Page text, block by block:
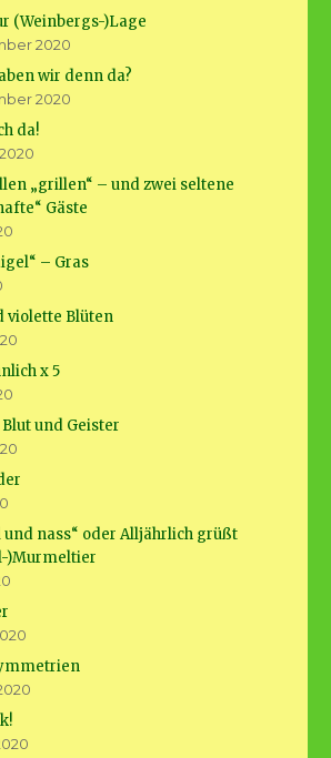
(Weinbergs-)Lage
2020
wir denn da?
2020
da!
„grillen“ – und zwei seltene
Gäste
– Gras
violette Blüten
x 5
und Geister
und nass“ oder Alljährlich grüßt
)Murmeltier